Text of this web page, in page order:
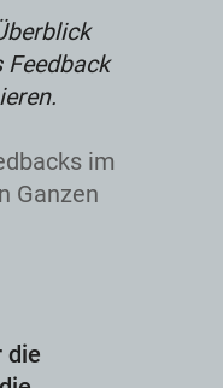
im
Ganzen
die